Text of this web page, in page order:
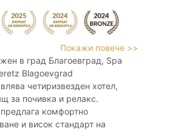
Покажи повече >>
в град Благоевград, Spa
Blagoevgrad
четиризвезден хотел,
за почивка и релакс.
предлага комфортно
и висок стандарт на